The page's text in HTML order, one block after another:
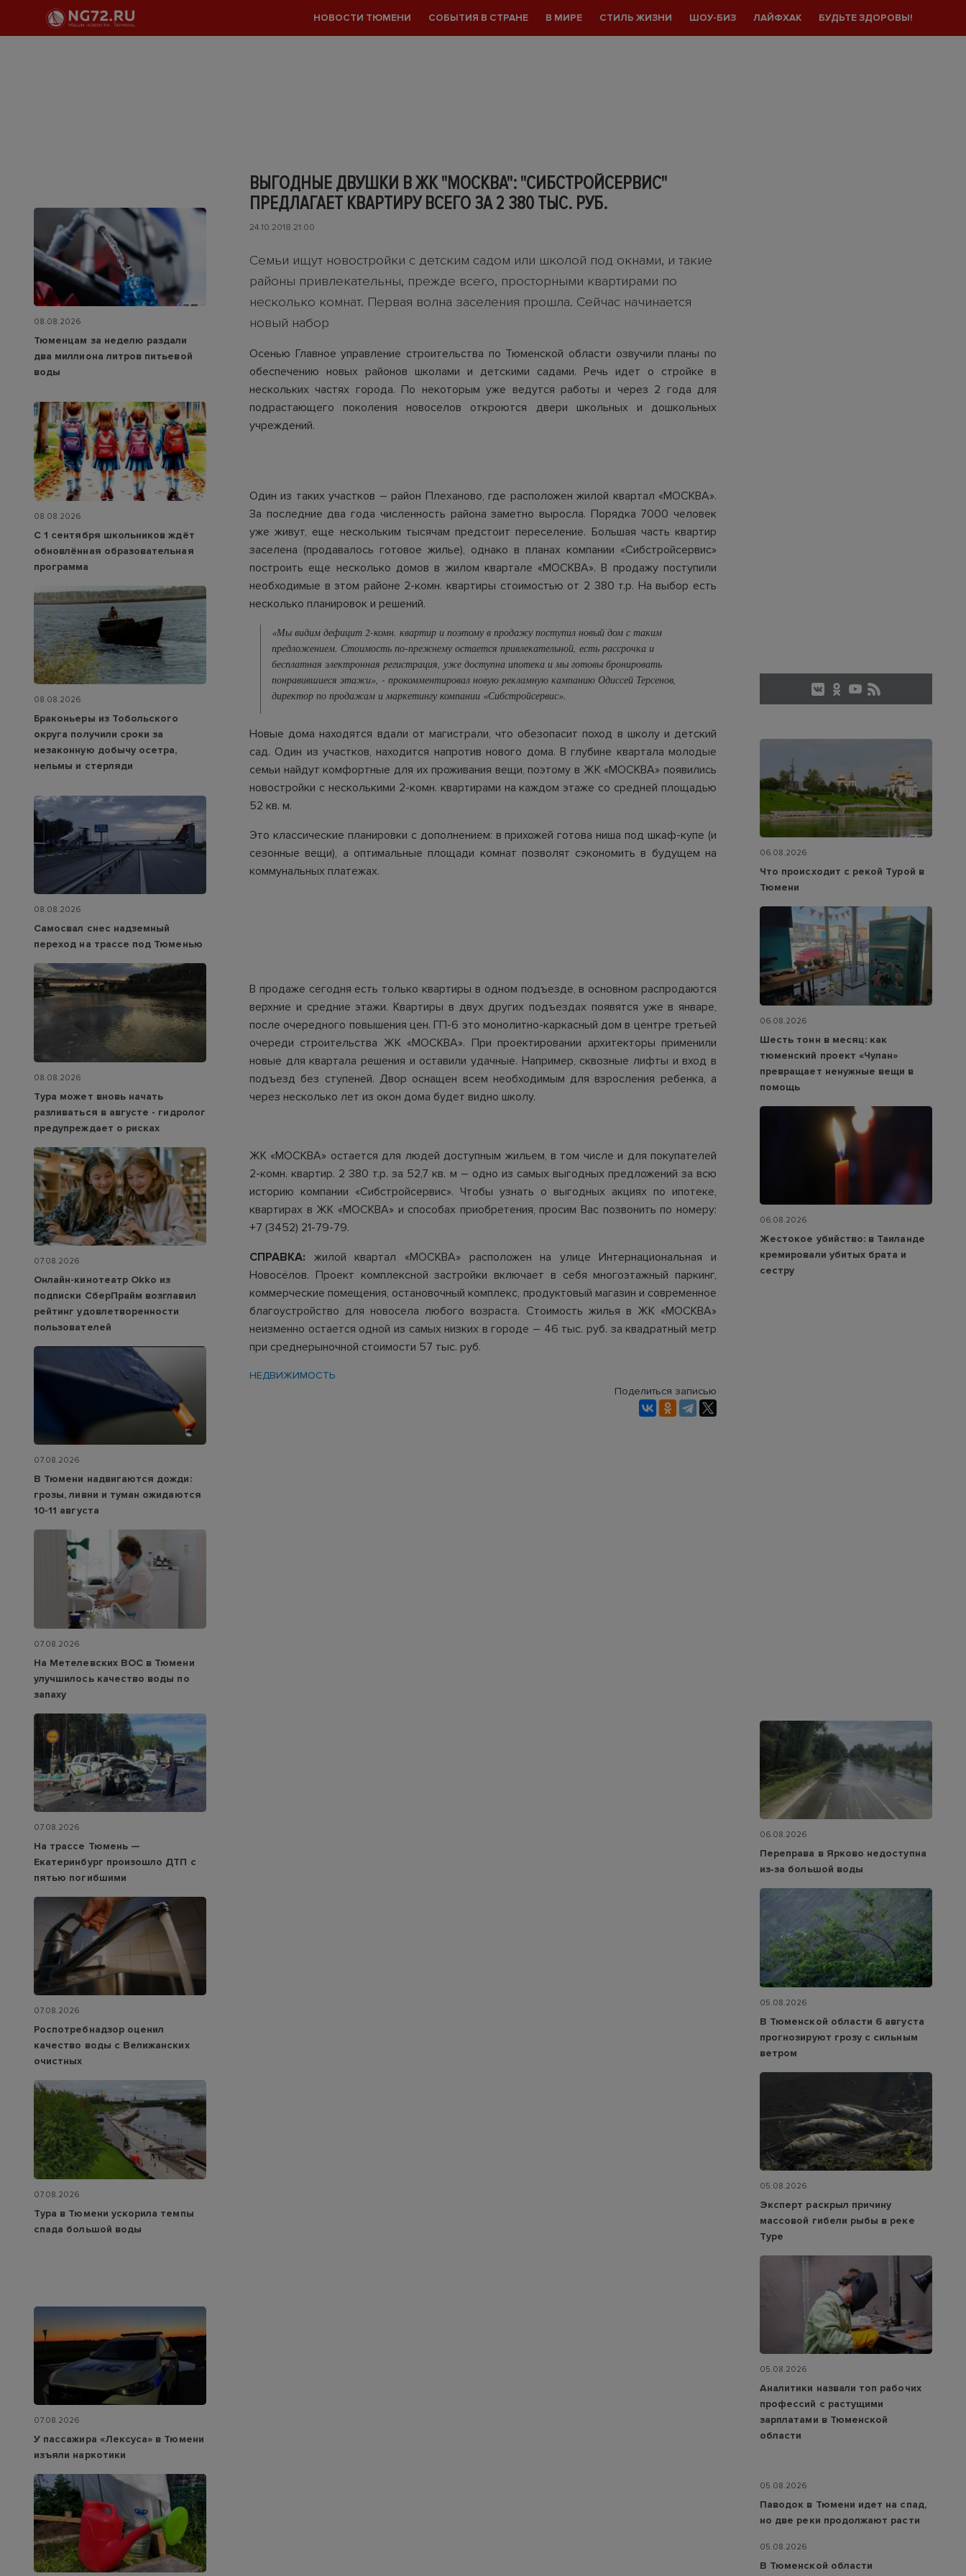
НОВОСТИ ТЮМЕНИ СОБЫТИЯ В СТРАНЕ В МИРЕ СТИЛЬ ЖИЗНИ ШОУ-БИЗ ЛАЙФХАК БУДЬТЕ ЗДОРОВЫ!
ВЫГОДНЫЕ ДВУШКИ В ЖК "МОСКВА": "СИБСТРОЙСЕРВИС"
ПРЕДЛАГАЕТ КВАРТИРУ ВСЕГО ЗА 2 380 ТЫС. РУБ.
24.10.2018 21:00
Семьи ищут новостройки с детским садом или школой под окнами, и такие
районы привлекательны, прежде всего, просторными квартирами по
несколько комнат. Первая волна заселения прошла. Сейчас начинается
новый набор
Осенью Главное управление строительства по Тюменской области озвучили планы по
обеспечению новых районов школами и детскими садами. Речь идет о стройке в
нескольких частях города. По некоторым уже ведутся работы и через 2 года для
подрастающего поколения новоселов откроются двери школьных и дошкольных
учреждений.
Один из таких участков – район Плеханово, где расположен жилой квартал «МОСКВА».
За последние два года численность района заметно выросла. Порядка 7000 человек
уже живут, еще нескольким тысячам предстоит переселение. Большая часть квартир
заселена (продавалось готовое жилье), однако в планах компании «Сибстройсервис»
построить еще несколько домов в жилом квартале «МОСКВА». В продажу поступили
необходимые в этом районе 2-комн. квартиры стоимостью от 2 380 т.р. На выбор есть
несколько планировок и решений.
«Мы видим дефицит 2-комн. квартир и поэтому в продажу поступил новый дом с таким
предложением. Стоимость по-прежнему остается привлекательной, есть рассрочка и
бесплатная электронная регистрация, уже доступна ипотека и мы готовы бронировать
понравившиеся этажи», - прокомментировал новую рекламную кампанию Одиссей Терсенов,
директор по продажам и маркетингу компании «Сибстройсервис».
Новые дома находятся вдали от магистрали, что обезопасит поход в школу и детский
сад. Один из участков, находится напротив нового дома. В глубине квартала молодые
семьи найдут комфортные для их проживания вещи, поэтому в ЖК «МОСКВА» появились
новостройки с несколькими 2-комн. квартирами на каждом этаже со средней площадью
52 кв. м.
Это классические планировки с дополнением: в прихожей готова ниша под шкаф-купе (и
сезонные вещи), а оптимальные площади комнат позволят сэкономить в будущем на
коммунальных платежах.
В продаже сегодня есть только квартиры в одном подъезде, в основном распродаются
верхние и средние этажи. Квартиры в двух других подъездах появятся уже в январе,
после очередного повышения цен. ГП-6 это монолитно-каркасный дом в центре третьей
очереди строительства ЖК «МОСКВА». При проектировании архитекторы применили
новые для квартала решения и оставили удачные. Например, сквозные лифты и вход в
подъезд без ступеней. Двор оснащен всем необходимым для взросления ребенка, а
через несколько лет из окон дома будет видно школу.
ЖК «МОСКВА» остается для людей доступным жильем, в том числе и для покупателей
2-комн. квартир. 2 380 т.р. за 52,7 кв. м – одно из самых выгодных предложений за всю
историю компании «Сибстройсервис». Чтобы узнать о выгодных акциях по ипотеке,
квартирах в ЖК «МОСКВА» и способах приобретения, просим Вас позвонить по номеру:
+7 (3452) 21-79-79.
СПРАВКА: жилой квартал «МОСКВА» расположен на улице Интернациональная и
Новосёлов. Проект комплексной застройки включает в себя многоэтажный паркинг,
коммерческие помещения, остановочный комплекс, продуктовый магазин и современное
благоустройство для новосела любого возраста. Стоимость жилья в ЖК «МОСКВА»
неизменно остается одной из самых низких в городе – 46 тыс. руб. за квадратный метр
при среднерыночной стоимости 57 тыс. руб.
НЕДВИЖИМОСТЬ
Поделиться записью
08.08.2026
Тюменцам за неделю раздали
два миллиона литров питьевой
воды
08.08.2026
С 1 сентября школьников ждёт
обновлённая образовательная
программа
08.08.2026
Браконьеры из Тобольского
округа получили сроки за
незаконную добычу осетра,
нельмы и стерляди
08.08.2026
Самосвал снес надземный
переход на трассе под Тюменью
08.08.2026
Тура может вновь начать
разливаться в августе - гидролог
предупреждает о рисках
07.08.2026
Онлайн-кинотеатр Okko из
подписки СберПрайм возглавил
рейтинг удовлетворенности
пользователей
07.08.2026
В Тюмени надвигаются дожди:
грозы, ливни и туман ожидаются
10-11 августа
07.08.2026
На Метелевских ВОС в Тюмени
улучшилось качество воды по
запаху
07.08.2026
На трассе Тюмень —
Екатеринбург произошло ДТП с
пятью погибшими
07.08.2026
Роспотребнадзор оценил
качество воды с Велижанских
очистных
07.08.2026
Тура в Тюмени ускорила темпы
спада большой воды
07.08.2026
У пассажира «Лексуса» в Тюмени
изъяли наркотики
06.08.2026
Что происходит с рекой Турой в
Тюмени
06.08.2026
Шесть тонн в месяц: как
тюменский проект «Чулан»
превращает ненужные вещи в
помощь
06.08.2026
Жестокое убийство: в Таиланде
кремировали убитых брата и
сестру
06.08.2026
Переправа в Ярково недоступна
из‑за большой воды
05.08.2026
В Тюменской области 6 августа
прогнозируют грозу с сильным
ветром
05.08.2026
Эксперт раскрыл причину
массовой гибели рыбы в реке
Туре
05.08.2026
Аналитики назвали топ рабочих
профессий с растущими
зарплатами в Тюменской
области
05.08.2026
Паводок в Тюмени идет на спад,
но две реки продолжают расти
05.08.2026
В Тюменской области